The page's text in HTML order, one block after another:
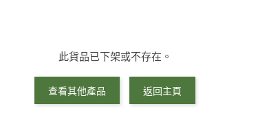
此貨品已下架或不存在。
查看其他產品 返回主頁